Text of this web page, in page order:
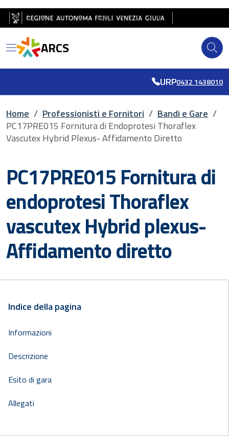
Salta al contenuto principale
Salta al piè di pagina
ARCS
URP0432 1438010
Briciole di pane
Home / Professionisti e Fornitori / Bandi e Gare /
PC17PRE015 Fornitura di Endoprotesi Thoraflex
Vascutex Hybrid Plexus- Affidamento Diretto
PC17PRE015 Fornitura di
endoprotesi Thoraflex
vascutex Hybrid plexus-
Affidamento diretto
Indice della pagina
Informazioni
Descrizione
Esito di gara
Allegati